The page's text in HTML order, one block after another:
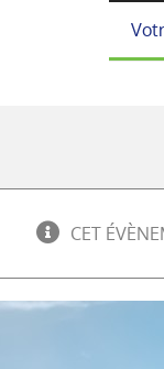
CET